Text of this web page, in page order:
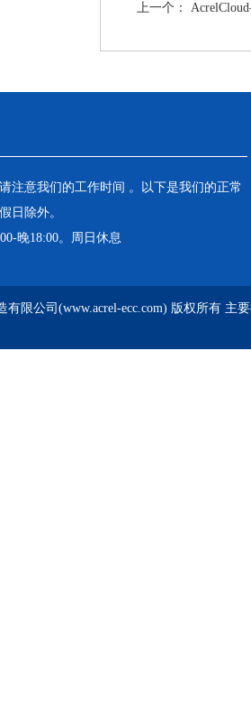
上一个：
注意我们的工作时间 。以下是我们的正常
日除外。
晚18:00。周日休息
限公司(www.acrel-ecc.com) 版权所有 主